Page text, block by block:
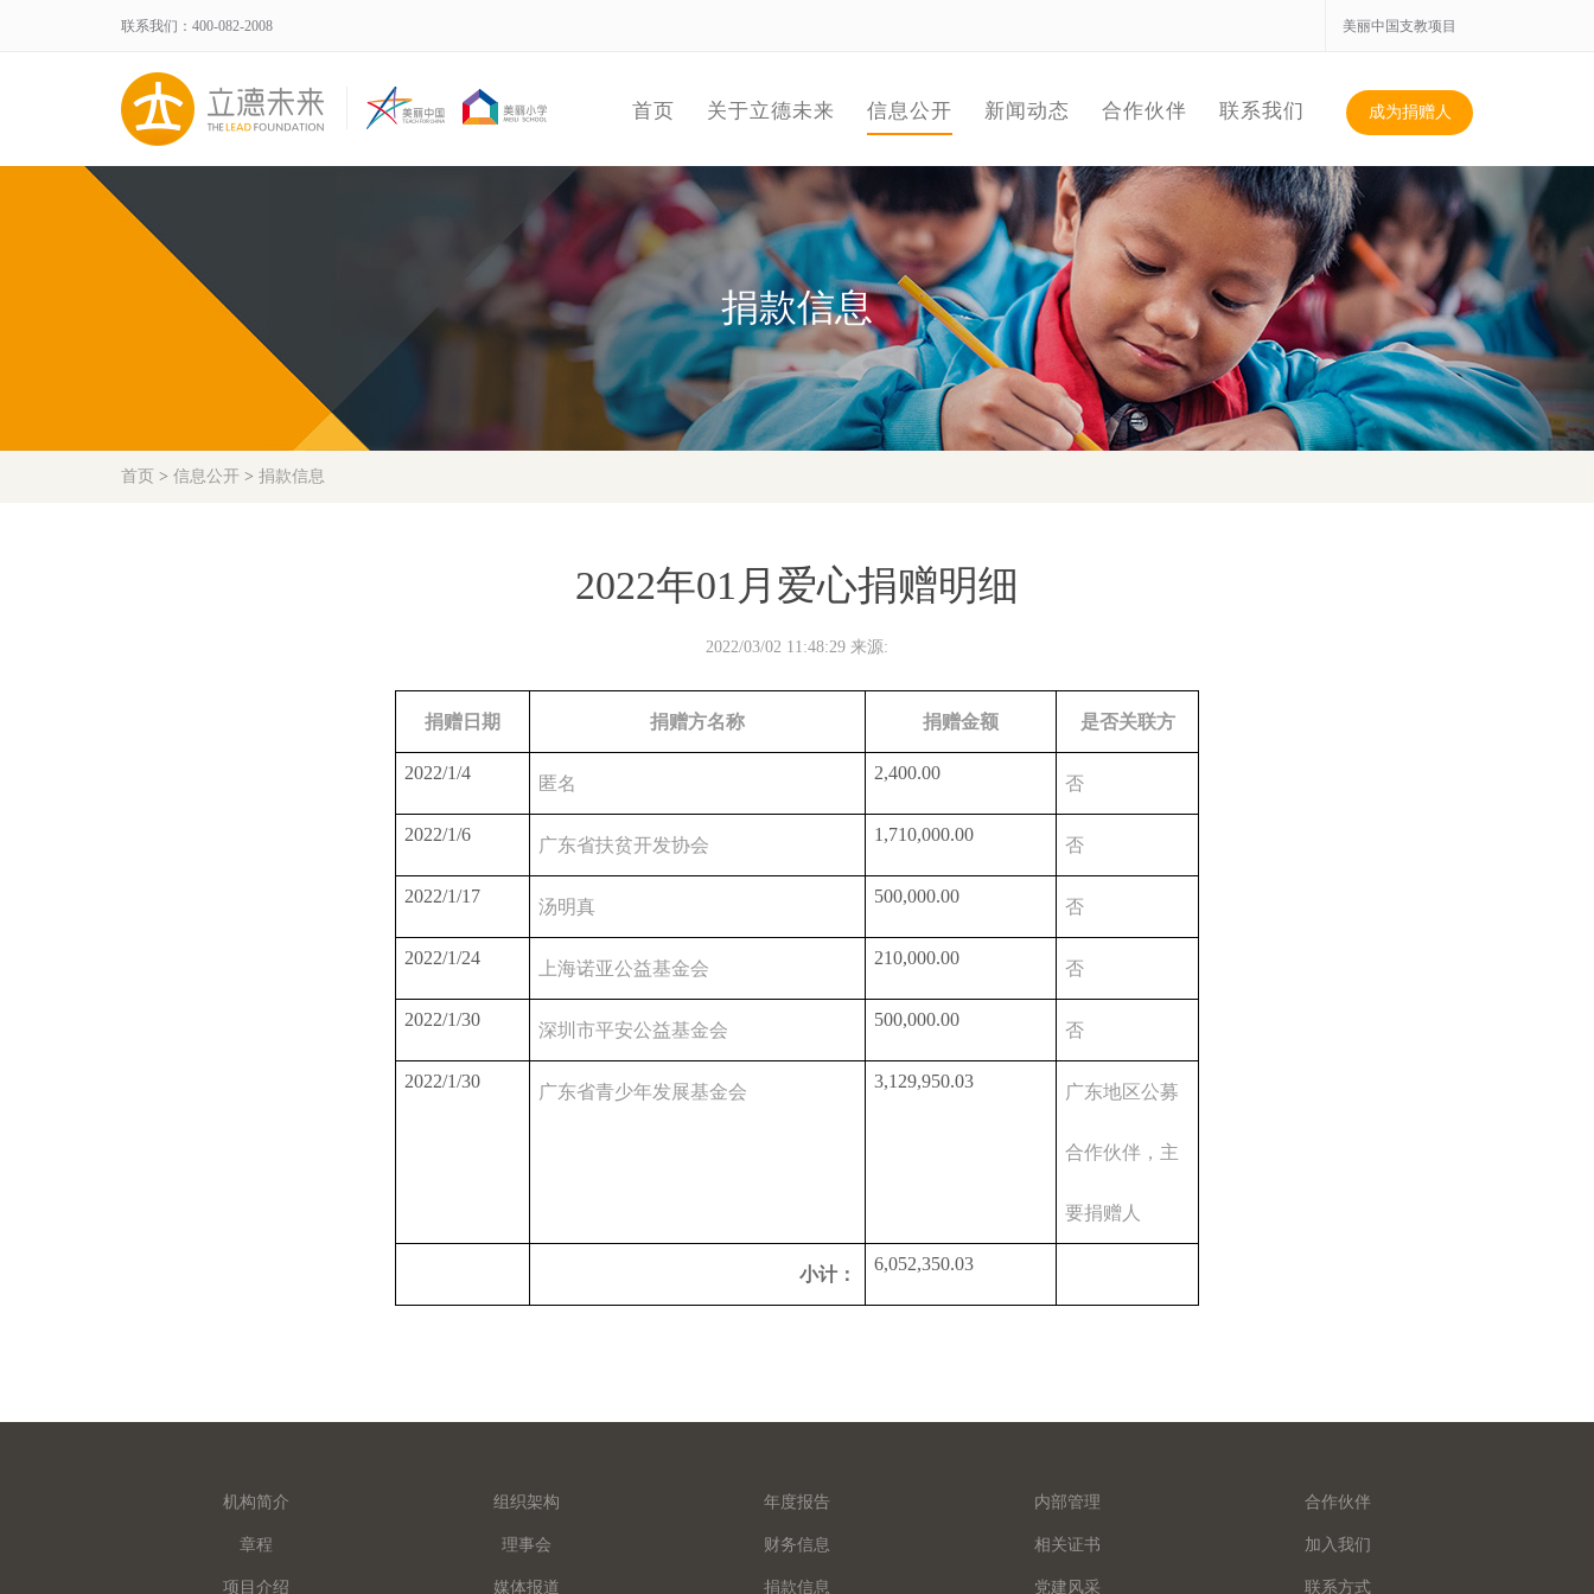
联系我们：400-082-2008 美丽中国支教项目
首页 关于立德未来 信息公开 新闻动态 合作伙伴 联系我们 成为捐赠人
捐款信息
首页 > 信息公开 > 捐款信息
2022年01月爱心捐赠明细
2022/03/02 11:48:29 来源:
捐赠日期 捐赠方名称 捐赠金额 是否关联方
2022/1/4
匿名
2,400.00
否
2022/1/6
广东省扶贫开发协会
1,710,000.00
否
2022/1/17
汤明真
500,000.00
否
2022/1/24
上海诺亚公益基金会
210,000.00
否
2022/1/30
深圳市平安公益基金会
500,000.00
否
2022/1/30
广东省青少年发展基金会
3,129,950.03
广东地区公募
合作伙伴，主
要捐赠人
小计：
6,052,350.03
机构简介 组织架构 年度报告 内部管理 合作伙伴
章程 理事会 财务信息 相关证书 加入我们
项目介绍 媒体报道 捐款信息 党建风采 联系方式